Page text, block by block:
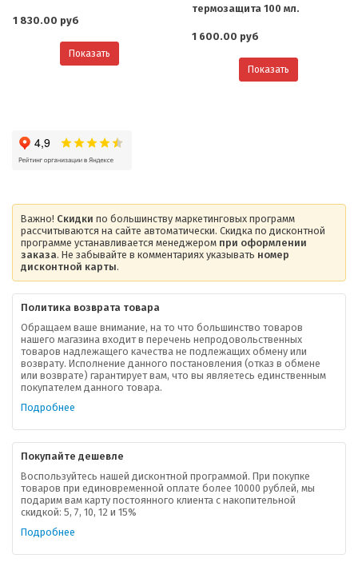
1 830.00 руб
Показать
термозащита 100 мл.
1 600.00 руб
Показать
Важно! Скидки по большинству маркетинговых программ
рассчитываются на сайте автоматически. Скидка по дисконтной
программе устанавливается менеджером при оформлении
заказа. Не забывайте в комментариях указывать номер
дисконтной карты.
Политика возврата товара
Обращаем ваше внимание, на то что большинство товаров
нашего магазина входит в перечень непродовольственных
товаров надлежащего качества не подлежащих обмену или
возврату. Исполнение данного постановления (отказ в обмене
или возврате) гарантирует вам, что вы являетесь единственным
покупателем данного товара.
Подробнее
Покупайте дешевле
Воспользуйтесь нашей дисконтной программой. При покупке
товаров при единовременной оплате более 10000 рублей, мы
подарим вам карту постоянного клиента с накопительной
скидкой: 5, 7, 10, 12 и 15%
Подробнее
О компании
Ваша скидка
Контактная информация
В помощь покупателю
Форма обратной связи